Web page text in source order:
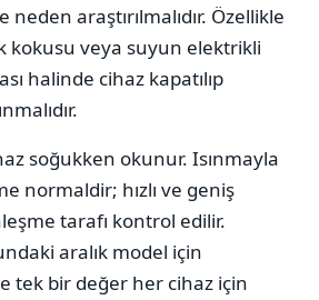
araştırılmalıdır. Özellikle
kokusu veya suyun elektrikli
halinde cihaz kapatılıp
soğukken okunur. Isınmayla
normaldir; hızlı ve geniş
tarafı kontrol edilir.
aralık model için
tek bir değer her cihaz için